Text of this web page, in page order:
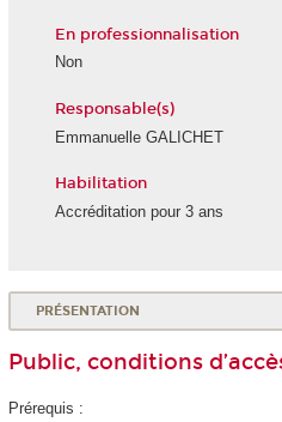
En professionnalisation
Non
Responsable(s)
Emmanuelle GALICHET
Habilitation
Accréditation pour 3 ans
PRÉSENTATION
Public, conditions
Prérequis :